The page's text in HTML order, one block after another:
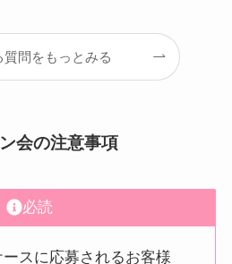
質問をもっとみる
会の注意事項
必読
スに応募されるお客様